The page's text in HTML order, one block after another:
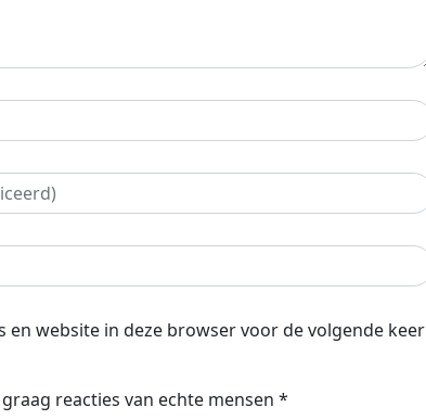
en website in deze browser voor de volgende keer
reacties van echte mensen *